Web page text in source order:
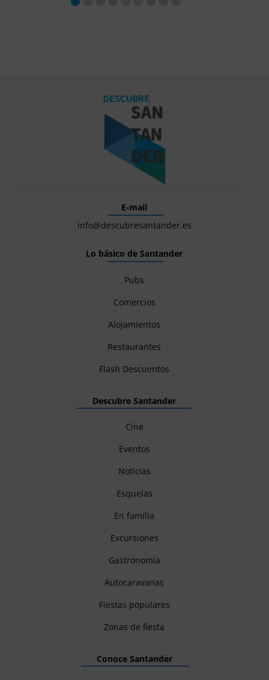
E-mail
info@descubresantander.es
Lo básico de Santander
Pubs
Comercios
Alojamientos
Restaurantes
Flash Descuentos
Descubre Santander
Cine
Eventos
Noticias
Esquelas
En familia
Excursiones
Gastronomía
Autocaravanas
Fiestas populares
Zonas de fiesta
Conoce Santander